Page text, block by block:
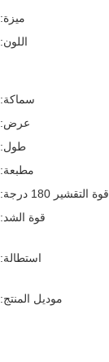
ميزة:
اللون:
سماكة:
عرض:
طول:
مطبعة:
قوة التقشير 180 درجة:
قوة الشد:
استطالة:
موديل المنتج: